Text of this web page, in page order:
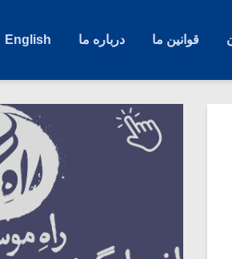
قوانین ما درباره ما English